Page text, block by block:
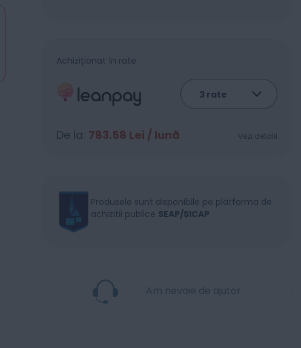
Achiziționat în rate
De la: 783.58 Lei / lună Vezi detalii
Produsele sunt disponibile pe platforma de
achizitii publice SEAP/SICAP
Am nevoie de ajutor